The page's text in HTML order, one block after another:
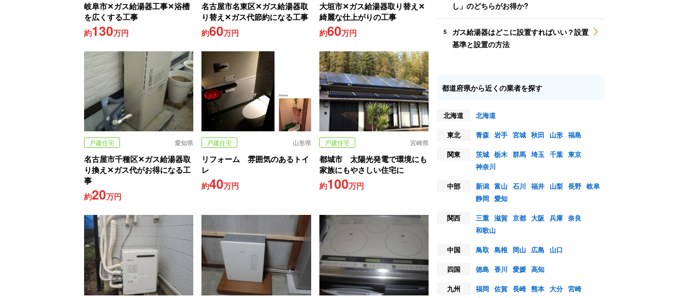
岐阜市✕ガス給湯器工事✕浴槽
を広くする工事
約130万円
名古屋市名東区✕ガス給湯器取
り替え✕ガス代節約になる工事
約60万円
大垣市✕ガス給湯器取り替え✕
綺麗な仕上がりの工事
約60万円
戸建住宅 愛知県
名古屋市千種区✕ガス給湯器取
り換え✕ガス代がお得になる工
事
約20万円
戸建住宅 山形県
リフォーム 雰囲気のあるトイ
レ
約40万円
戸建住宅 宮崎県
都城市 太陽光発電で環境にも
家族にもやさしい住宅に
約100万円
し」のどちらがお得か?
5
ガス給湯器はどこに設置すればいい？設置
基準と設置の方法
都道府県から近くの業者を探す
北海道
北海道
東北
青森 岩手 宮城 秋田 山形 福島
関東
茨城 栃木 群馬 埼玉 千葉 東京
神奈川
中部
新潟 富山 石川 福井 山梨 長野 岐阜
静岡 愛知
関西
三重 滋賀 京都 大阪 兵庫 奈良
和歌山
中国
鳥取 島根 岡山 広島
山口
四国
徳島 香川 愛媛 高知
九州
福岡 佐賀 長崎 熊本 大分 宮崎